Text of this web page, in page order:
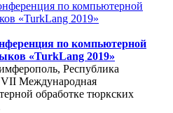
по компьютерной
«TurkLang 2019»
Республика
VII Международная
обработке тюркских